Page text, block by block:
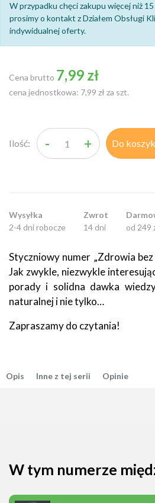
W przypadku chęci zakupu więcej niż
prosimy o kontakt z Działem Obsługi
indywidualnej oferty.
Cena brutto 7,99 zł
cena jednostkowa: 7,99 zł za szt.
Ilość: - + Do
Wysyłka
2-4 dni robocze
Zwrot
14 dni
od 249
Styczniowy numer „Zdrowia
Jak zwykle, niezwykle
porady i solidna dawka
naturalnej i nie tylko…
Zapraszamy do czytania!
Opis Inne z tej serii Opinie
W tym numerze